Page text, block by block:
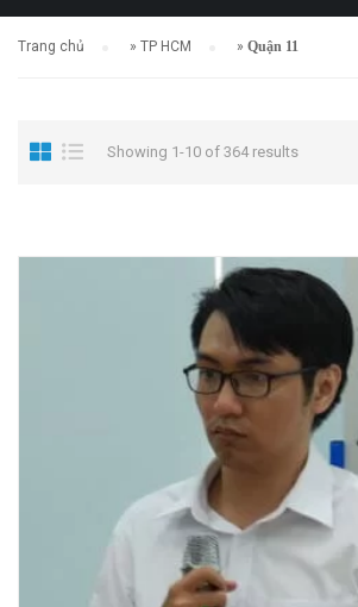
Trang chủ » TP HCM » Quận 11
Showing 1-10 of 364 results